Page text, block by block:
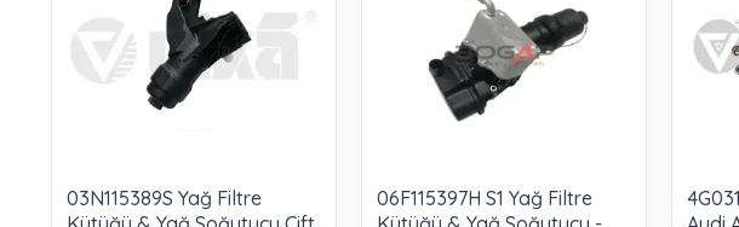
03N115389S Yağ Filtre
06F115397H S1 Yağ Filtre